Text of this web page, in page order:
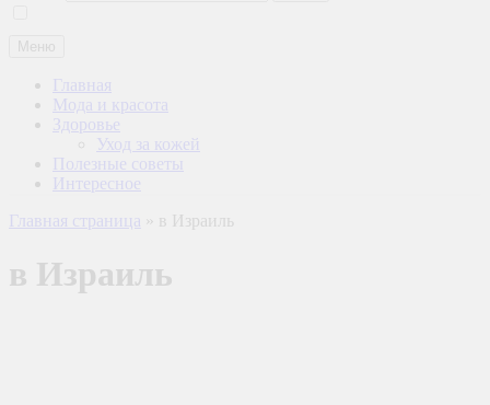
Меню
Главная
Мода и красота
Здоровье
Уход за кожей
Полезные советы
Интересное
Главная страница » в Израиль
в Израиль